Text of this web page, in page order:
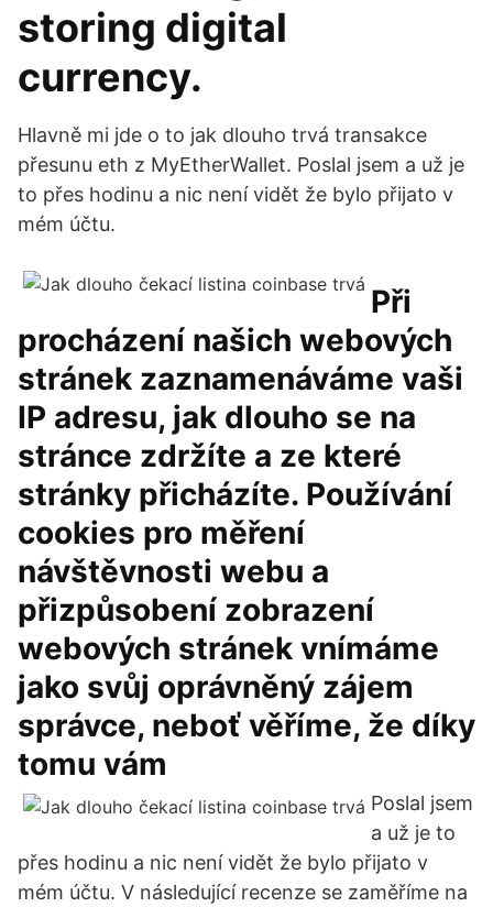
storing digital
currency.
Hlavně mi jde o to jak dlouho trvá transakce
přesunu eth z MyEtherWallet. Poslal jsem a už je
to přes hodinu a nic není vidět že bylo přijato v
mém účtu.
Při
procházení našich webových
stránek zaznamenáváme vaši
IP adresu, jak dlouho se na
stránce zdržíte a ze které
stránky přicházíte. Používání
cookies pro měření
návštěvnosti webu a
přizpůsobení zobrazení
webových stránek vnímáme
jako svůj oprávněný zájem
správce, neboť věříme, že díky
tomu vám
Poslal jsem
a už je to
přes hodinu a nic není vidět že bylo přijato v
mém účtu. V následující recenze se zaměříme na